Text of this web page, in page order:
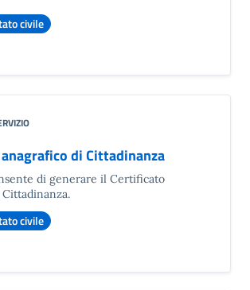
civile
di Cittadinanza
di generare il Certificato
civile